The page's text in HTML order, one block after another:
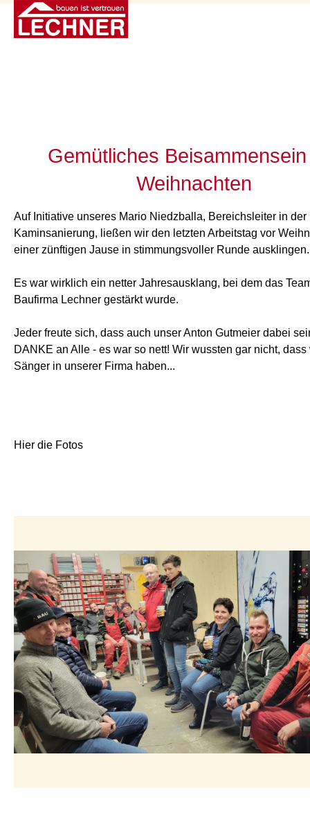
Gemütliches
Weihnachten
Auf Initiative unseres Mario Niedzballa, Bereichsleiter in der
Kaminsanierung, ließen wir den letzten Arbeitstag vor
einer zünftigen Jause in stimmungsvoller Runde ausklingen.
Es war wirklich ein netter Jahresausklang, bei dem das
Baufirma Lechner gestärkt wurde.
Jeder freute sich, dass auch unser Anton Gutmeier dabei
DANKE an Alle - es war so nett! Wir wussten gar nicht,
Sänger in unserer Firma haben...
Hier die Fotos